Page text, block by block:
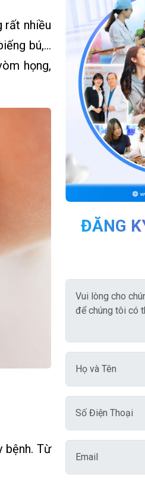
rất nhiều
bú,…
họng,
bệnh. Từ
ĐĂNG